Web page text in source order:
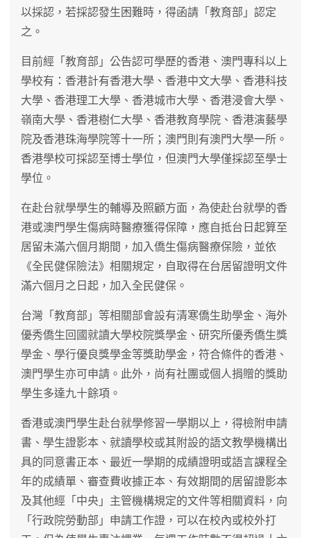
以採認，若採認發生困難時，得函請「教育部」認定
之。
目前經「教育部」公告認可學歷的香港、澳門專科以上
學校有：香港計有香港大學、香港中文大學、香港科技
大學、香港理工大學、香港城市大學、香港浸會大學、
嶺南大學、香港樹仁大學、香港教育學院、香港演藝學
院及香港珠海學院等十一所；澳門則有澳門大學一所。
香港學校可採認至博士學位，但澳門大學僅採認至學士
學位。
在赴台就學學生的輔導及照顧方面，為使赴台就學的香
港或澳門學生傷病時醫療獲得保障，應自抵台日起算至
居留未滿六個月期間，加入僑生傷病醫療保險，並依
《全民健保險法》相關規定，自取得在台居留證明文件
滿六個月之日起，加入全民健保。
台灣「教育部」等相關部會設有清寒僑生助學金、海外
優秀僑生回國就讀大學校院獎學金、研究所優秀僑生獎
學金、學行優良獎學金等獎助學金，符合條件的香港、
澳門學生亦可申請。此外，尚有社團或個人捐贈的獎助
學生多達九十餘項。
香港或澳門學生赴台就學修習一學期以上，得檢附申請
書、學生證影本、就讀學校或其附設的語文教學機構出
具的同意書正本、最近一學期的成績證明或語言課程全
年的成績單、審查費收據正本、有效期間的居留證影本
及其他經「中央」主管機構規定的文件等相關資料，向
「行政院勞動部」申請工作證，可以在校內或校外打